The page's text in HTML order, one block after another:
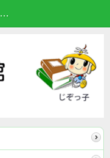
こわい絵本パックはいかが？👻 | ブログ